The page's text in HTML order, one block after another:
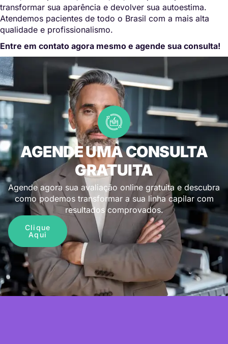
transformar sua aparência e devolver sua autoestima.
Atendemos pacientes de todo o Brasil com a mais alta
qualidade e profissionalismo.
Entre em contato agora mesmo e agende sua consulta!
AGENDE UMA CONSULTA
GRATUITA
Agende agora sua avaliação online gratuita e descubra
como podemos transformar a sua linha capilar com
resultados comprovados.
Clique
Aqui